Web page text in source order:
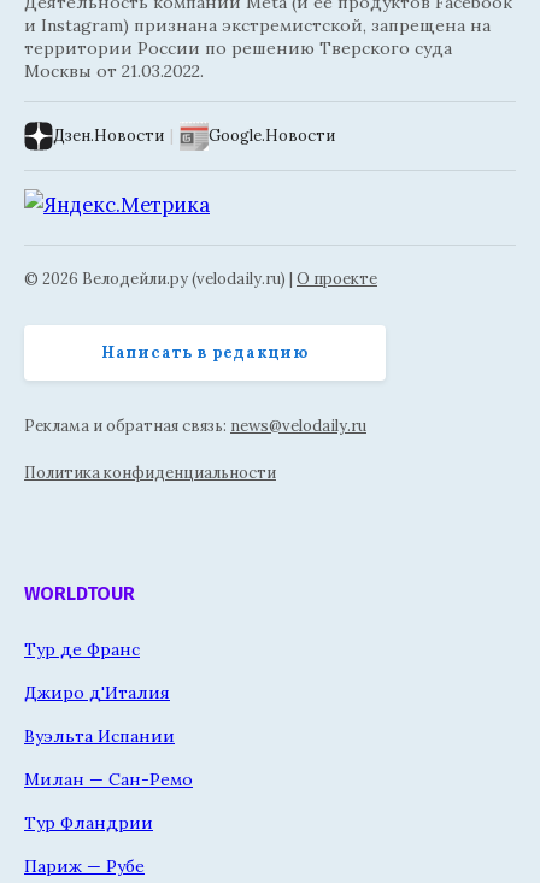
и Instagram) признана экстремистской, запрещена на
территории России по решению Тверского суда
Москвы от 21.03.2022.
Дзен.Новости | Google.Новости
© 2026 Велодейли.ру (velodaily.ru) | О проекте
Написать в редакцию
Реклама и обратная связь: news@velodaily.ru
Политика конфиденциальности
WORLDTOUR
Тур де Франс
Джиро д'Италия
Вуэльта Испании
Милан — Сан-Ремо
Тур Фландрии
Париж — Рубе